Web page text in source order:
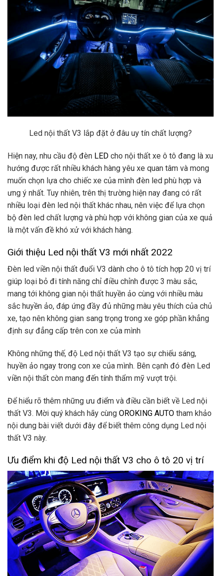
Led nội thất V3 lắp đặt ở đâu uy tín chất lượng?
Hiện nay, nhu cầu độ đèn LED cho nội thất xe ô tô đang là xu
hướng được rất nhiều khách hàng yêu xe quan tâm và mong
muốn chọn lựa cho chiếc xe của mình đèn led phù hợp và
ưng ý nhất. Tuy nhiên, trên thị trường hiện nay đang có rất
nhiều loại đèn led nội thất khác nhau, nên việc để lựa chọn
bộ đèn led chất lượng và phù hợp với không gian của xe quả
là một vấn đề khó xử với khách hàng.
Giới thiệu Led nội thất V3 mới nhất 2022
Đèn led viền nội thất đuổi V3 dành cho ô tô tích hợp 20 vị trí
giúp loại bỏ đi tính năng chỉ điều chỉnh được 3 màu sắc,
mang tới không gian nội thất huyền ảo cùng với nhiều màu
sắc huyền ảo, đáp ứng đầy đủ những màu yêu thích của chủ
xe, tạo nên không gian sang trọng trong xe góp phần khẳng
định sự đẳng cấp trên con xe của mình
Không những thế, độ Led nội thất V3 tạo sự chiếu sáng,
huyền ảo ngay trong con xe của mình. Bên cạnh đó đèn Led
viền nội thất còn mang đến tính thẩm mỹ vượt trội.
Để hiểu rõ thêm những ưu điểm và điều cần biết về Led nội
thất V3. Mời quý khách hãy cùng OROKING AUTO tham khảo
nội dung bài viết dưới đây để biết thêm công dụng Led nội
thất V3 này.
Ưu điểm khi độ Led nội thất V3 cho ô tô 20 vị trí